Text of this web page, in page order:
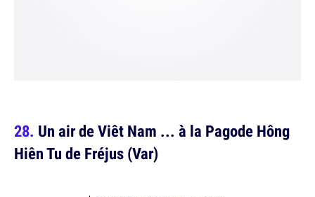
Un air de Viêt Nam ... à la Pagode Hông
Hiên Tu de Fréjus (Var)